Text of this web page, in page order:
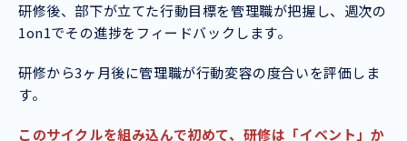
研修後、部下が立てた行動目標を管理職が把握し、週次の
1on1でその進捗をフィードバックします。
研修から3ヶ月後に管理職が行動変容の度合いを評価しま
す。
このサイクルを組み込んで初めて、研修は「イベント」か